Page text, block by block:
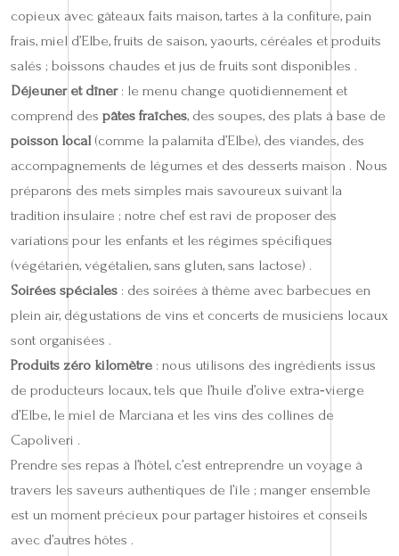
copieux avec gâteaux faits maison, tartes à la confiture, pain
frais, miel d’Elbe, fruits de saison, yaourts, céréales et produits
salés ; boissons chaudes et jus de fruits sont disponibles .
Déjeuner et dîner: le menu change quotidiennement et
comprend des pâtes fraîches, des soupes, des plats à base de
poisson local(comme la palamita d’Elbe), des viandes, des
accompagnements de légumes et des desserts maison . Nous
préparons des mets simples mais savoureux suivant la
tradition insulaire ; notre chef est ravi de proposer des
variations pour les enfants et les régimes spécifiques
(végétarien, végétalien, sans gluten, sans lactose) .
Soirées spéciales : des soirées à thème avec barbecues en
plein air, dégustations de vins et concerts de musiciens locaux
sont organisées .
Produits zéro kilomètre : nous utilisons des ingrédients issus
de producteurs locaux, tels que l’huile d’olive extra‑vierge
d’Elbe, le miel de Marciana et les vins des collines de
Capoliveri .
Prendre ses repas à l’hôtel, c’est entreprendre un voyage à
travers les saveurs authentiques de l’île ; manger ensemble
est un moment précieux pour partager histoires et conseils
avec d’autres hôtes .